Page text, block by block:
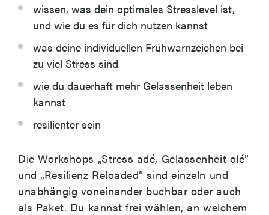
wissen, was dein optimales Stresslevel ist,
und wie du es für dich nutzen kannst
was deine individuellen Frühwarnzeichen bei
zu viel Stress sind
wie du dauerhaft mehr Gelassenheit leben
kannst
resilienter sein
Die Workshops „Stress adé, Gelassenheit olé”
und „Resilienz Reloaded” sind einzeln und
unabhängig voneinander buchbar oder auch
als Paket. Du kannst frei wählen, an welchem